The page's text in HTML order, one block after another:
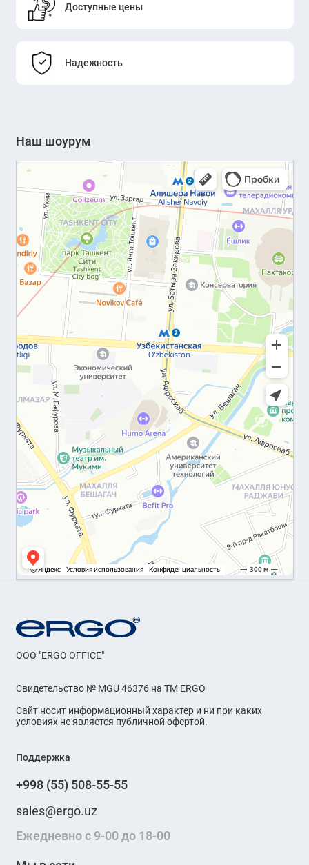
Доступные цены
Надежность
Наш шоурум
OOO "ERGO OFFICE"
Свидетельство № MGU 46376 на ТМ ERGO
Сайт носит информационный характер и ни при каких
условиях не является публичной офертой.
Поддержка
+998 (55) 508-55-55
sales@ergo.uz
Ежедневно с 9-00 до 18-00